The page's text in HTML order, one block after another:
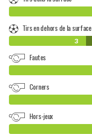
Tirs en dehors de la surface
3
Fautes
Corners
Hors-jeux